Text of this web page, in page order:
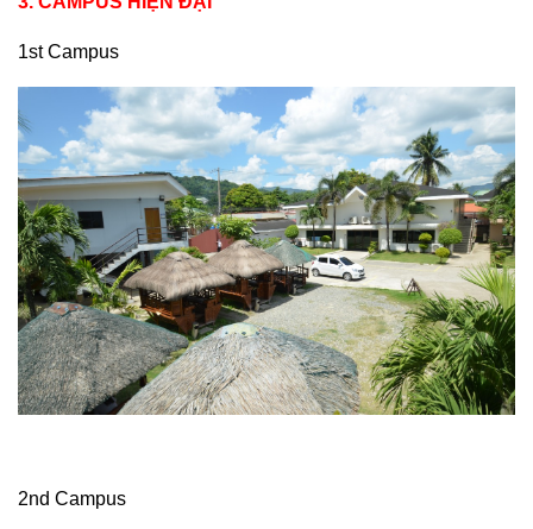
1st Campus
2nd Campus